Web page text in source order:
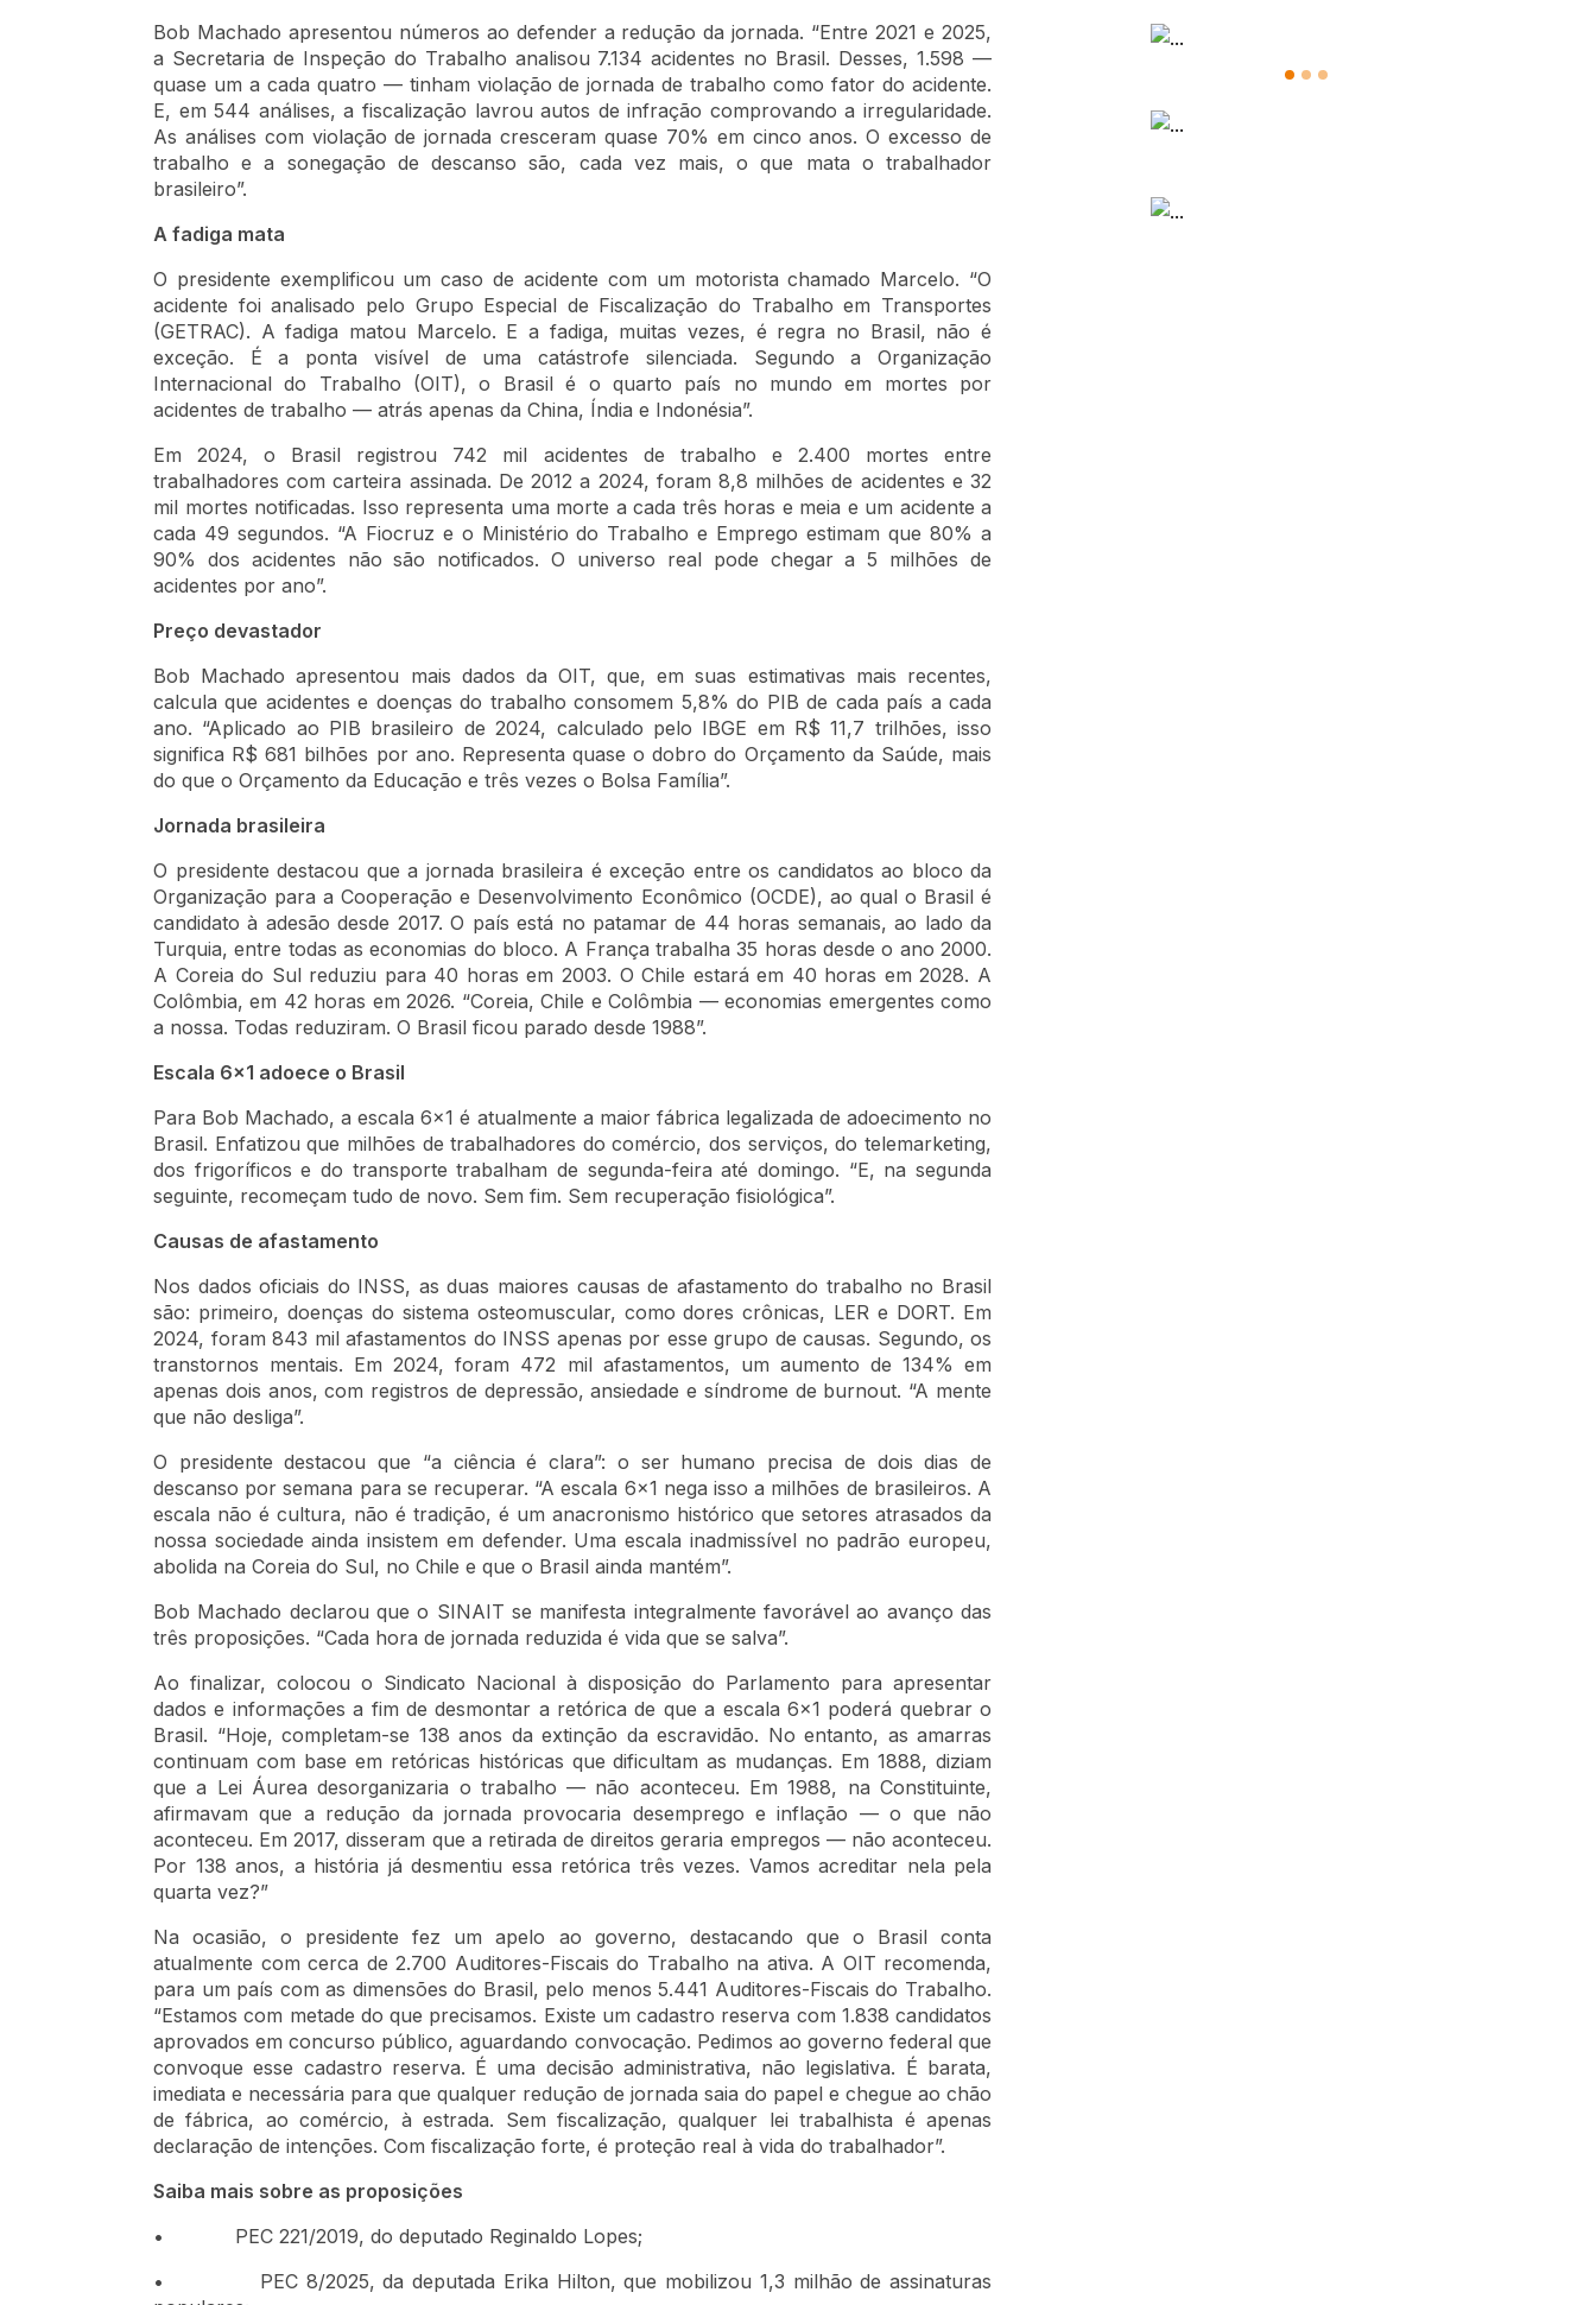
Bob Machado apresentou números ao defender a redução da jornada. “Entre 2021 e 2025,
a Secretaria de Inspeção do Trabalho analisou 7.134 acidentes no Brasil. Desses, 1.598 —
quase um a cada quatro — tinham violação de jornada de trabalho como fator do acidente.
E, em 544 análises, a fiscalização lavrou autos de infração comprovando a irregularidade.
As análises com violação de jornada cresceram quase 70% em cinco anos. O excesso de
trabalho e a sonegação de descanso são, cada vez mais, o que mata o trabalhador
brasileiro”.
A fadiga mata
O presidente exemplificou um caso de acidente com um motorista chamado Marcelo. “O
acidente foi analisado pelo Grupo Especial de Fiscalização do Trabalho em Transportes
(GETRAC). A fadiga matou Marcelo. E a fadiga, muitas vezes, é regra no Brasil, não é
exceção. É a ponta visível de uma catástrofe silenciada. Segundo a Organização
Internacional do Trabalho (OIT), o Brasil é o quarto país no mundo em mortes por
acidentes de trabalho — atrás apenas da China, Índia e Indonésia”.
Em 2024, o Brasil registrou 742 mil acidentes de trabalho e 2.400 mortes entre
trabalhadores com carteira assinada. De 2012 a 2024, foram 8,8 milhões de acidentes e 32
mil mortes notificadas. Isso representa uma morte a cada três horas e meia e um acidente a
cada 49 segundos. “A Fiocruz e o Ministério do Trabalho e Emprego estimam que 80% a
90% dos acidentes não são notificados. O universo real pode chegar a 5 milhões de
acidentes por ano”.
Preço devastador
Bob Machado apresentou mais dados da OIT, que, em suas estimativas mais recentes,
calcula que acidentes e doenças do trabalho consomem 5,8% do PIB de cada país a cada
ano. “Aplicado ao PIB brasileiro de 2024, calculado pelo IBGE em R$ 11,7 trilhões, isso
significa R$ 681 bilhões por ano. Representa quase o dobro do Orçamento da Saúde, mais
do que o Orçamento da Educação e três vezes o Bolsa Família”.
Jornada brasileira
O presidente destacou que a jornada brasileira é exceção entre os candidatos ao bloco da
Organização para a Cooperação e Desenvolvimento Econômico (OCDE), ao qual o Brasil é
candidato à adesão desde 2017. O país está no patamar de 44 horas semanais, ao lado da
Turquia, entre todas as economias do bloco. A França trabalha 35 horas desde o ano 2000.
A Coreia do Sul reduziu para 40 horas em 2003. O Chile estará em 40 horas em 2028. A
Colômbia, em 42 horas em 2026. “Coreia, Chile e Colômbia — economias emergentes como
a nossa. Todas reduziram. O Brasil ficou parado desde 1988”.
Escala 6x1 adoece o Brasil
Para Bob Machado, a escala 6x1 é atualmente a maior fábrica legalizada de adoecimento no
Brasil. Enfatizou que milhões de trabalhadores do comércio, dos serviços, do telemarketing,
dos frigoríficos e do transporte trabalham de segunda-feira até domingo. “E, na segunda
seguinte, recomeçam tudo de novo. Sem fim. Sem recuperação fisiológica”.
Causas de afastamento
Nos dados oficiais do INSS, as duas maiores causas de afastamento do trabalho no Brasil
são: primeiro, doenças do sistema osteomuscular, como dores crônicas, LER e DORT. Em
2024, foram 843 mil afastamentos do INSS apenas por esse grupo de causas. Segundo, os
transtornos mentais. Em 2024, foram 472 mil afastamentos, um aumento de 134% em
apenas dois anos, com registros de depressão, ansiedade e síndrome de burnout. “A mente
que não desliga”.
O presidente destacou que “a ciência é clara”: o ser humano precisa de dois dias de
descanso por semana para se recuperar. “A escala 6x1 nega isso a milhões de brasileiros. A
escala não é cultura, não é tradição, é um anacronismo histórico que setores atrasados da
nossa sociedade ainda insistem em defender. Uma escala inadmissível no padrão europeu,
abolida na Coreia do Sul, no Chile e que o Brasil ainda mantém”.
Bob Machado declarou que o SINAIT se manifesta integralmente favorável ao avanço das
três proposições. “Cada hora de jornada reduzida é vida que se salva”.
Ao finalizar, colocou o Sindicato Nacional à disposição do Parlamento para apresentar
dados e informações a fim de desmontar a retórica de que a escala 6x1 poderá quebrar o
Brasil. “Hoje, completam-se 138 anos da extinção da escravidão. No entanto, as amarras
continuam com base em retóricas históricas que dificultam as mudanças. Em 1888, diziam
que a Lei Áurea desorganizaria o trabalho — não aconteceu. Em 1988, na Constituinte,
afirmavam que a redução da jornada provocaria desemprego e inflação — o que não
aconteceu. Em 2017, disseram que a retirada de direitos geraria empregos — não aconteceu.
Por 138 anos, a história já desmentiu essa retórica três vezes. Vamos acreditar nela pela
quarta vez?”
Na ocasião, o presidente fez um apelo ao governo, destacando que o Brasil conta
atualmente com cerca de 2.700 Auditores-Fiscais do Trabalho na ativa. A OIT recomenda,
para um país com as dimensões do Brasil, pelo menos 5.441 Auditores-Fiscais do Trabalho.
“Estamos com metade do que precisamos. Existe um cadastro reserva com 1.838 candidatos
aprovados em concurso público, aguardando convocação. Pedimos ao governo federal que
convoque esse cadastro reserva. É uma decisão administrativa, não legislativa. É barata,
imediata e necessária para que qualquer redução de jornada saia do papel e chegue ao chão
de fábrica, ao comércio, à estrada. Sem fiscalização, qualquer lei trabalhista é apenas
declaração de intenções. Com fiscalização forte, é proteção real à vida do trabalhador”.
Saiba mais sobre as proposições
• PEC 221/2019, do deputado Reginaldo Lopes;
• PEC 8/2025, da deputada Erika Hilton, que mobilizou 1,3 milhão de assinaturas